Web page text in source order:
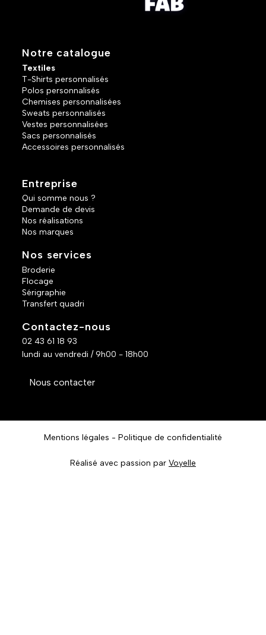
Notre catalogue
Textiles
T-Shirts personnalisés
Polos personnalisés
Chemises personnalisées
Sweats personnalisés
Vestes personnalisées
Sacs personnalisés
Accessoires personnalisés
Entreprise
Qui somme nous ?
Demande de devis
Nos réalisations
Nos marques
Nos services
Broderie
Flocage
Sérigraphie
Transfert quadri
Contactez-nous
02 43 61 18 93
lundi au vendredi / 9h00 - 18h00
Nous contacter
Mentions légales Politique de confidentialité
Réalisé avec passion par Voyelle